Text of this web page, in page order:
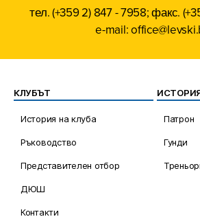
тел. (+359 2) 847 - 7958; факс.
e-mail:
КЛУБЪТ
История на клуба
Ръководство
Представителен отбор
ДЮШ
Контакти
Патрон
Гунди